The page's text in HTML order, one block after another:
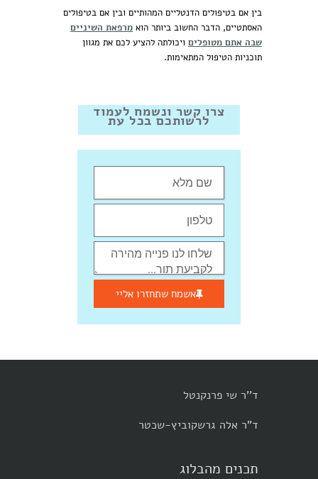
בין אם בטיפולים הדנטליים המהותיים ובין אם בטיפולים
האסתטיים, הדבר החשוב ביותר הוא מרפאת השיניים
שבה אתם מטופלים ויכולתה להציע לכם את מגוון
תוכניות הטיפול המתאימות.
צרו קשר ונשמח לעמוד
לרשותכם בכל עת
אשמח שתחזרו אליי
ד''ר שי פרנקנטל
ד"ר אלה גרשקוביץ-שכטר
תכנים מהבלוג